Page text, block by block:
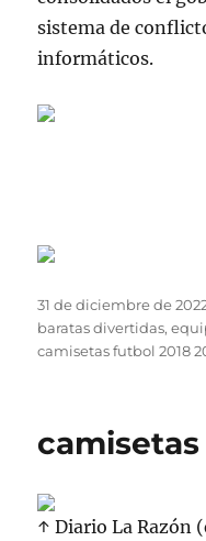
sistema de
informáticos.
Publicado
el
31 de diciembre de
baratas divertidas,
camisetas futbol 2018
↑ Diario La Razón